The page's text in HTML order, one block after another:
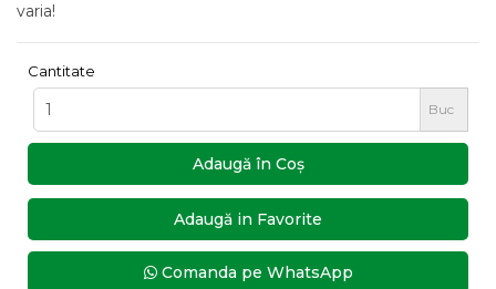
varia!
Cantitate
Buc
Adaugă în Coş
Adaugă in Favorite
Comanda pe WhatsApp